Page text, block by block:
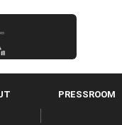
PRESSROOM